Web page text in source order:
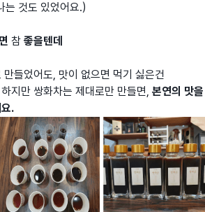
는 것도 있었어요.)
참 좋을텐데
들었어도, 맛이 없으면 먹기 싫은건
지만 쌍화차는 제대로만 만들면, 본연의 맛을
.